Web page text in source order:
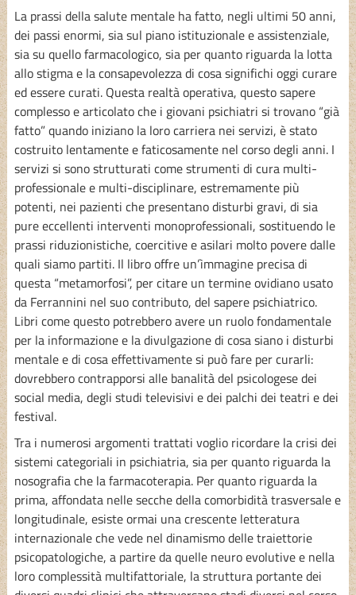
La prassi della salute mentale ha fatto, negli ultimi 50 anni,
dei passi enormi, sia sul piano istituzionale e assistenziale,
sia su quello farmacologico, sia per quanto riguarda la lotta
allo stigma e la consapevolezza di cosa significhi oggi curare
ed essere curati. Questa realtà operativa, questo sapere
complesso e articolato che i giovani psichiatri si trovano “già
fatto” quando iniziano la loro carriera nei servizi, è stato
costruito lentamente e faticosamente nel corso degli anni. I
servizi si sono strutturati come strumenti di cura multi-
professionale e multi-disciplinare, estremamente più
potenti, nei pazienti che presentano disturbi gravi, di sia
pure eccellenti interventi monoprofessionali, sostituendo le
prassi riduzionistiche, coercitive e asilari molto povere dalle
quali siamo partiti. Il libro offre un’ìmmagine precisa di
questa “metamorfosi”, per citare un termine ovidiano usato
da Ferrannini nel suo contributo, del sapere psichiatrico.
Libri come questo potrebbero avere un ruolo fondamentale
per la informazione e la divulgazione di cosa siano i disturbi
mentale e di cosa effettivamente si può fare per curarli:
dovrebbero contrapporsi alle banalità del psicologese dei
social media, degli studi televisivi e dei palchi dei teatri e dei
festival.
Tra i numerosi argomenti trattati voglio ricordare la crisi dei
sistemi categoriali in psichiatria, sia per quanto riguarda la
nosografia che la farmacoterapia. Per quanto riguarda la
prima, affondata nelle secche della comorbidità trasversale e
longitudinale, esiste ormai una crescente letteratura
internazionale che vede nel dinamismo delle traiettorie
psicopatologiche, a partire da quelle neuro evolutive e nella
loro complessità multifattoriale, la struttura portante dei